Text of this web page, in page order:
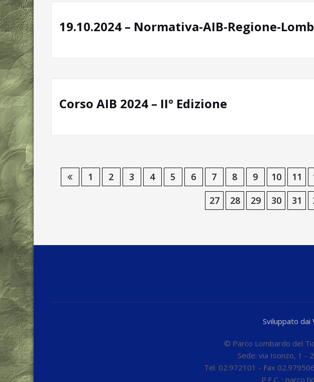
19.10.2024 – Normativa-AIB-Regione-
Corso AIB 2024 – II° Edizione
1 2 3 4 5 6 7 8 9 10 11
27
28 29 30 31
Sviluppato dai
© Parco Lombardo del
Sede: via Isonzo, 1 -
Tel. 02.972101 - Fax
P.E.C. :